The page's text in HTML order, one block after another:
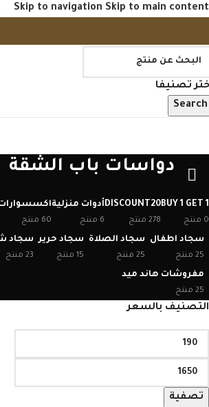
Skip to navigation Skip to main content
تصنيفا
Search
دواسات باب الشقة
BUY 1 GET 1
0 منتج
DISCOUNT20
278 منتج
أدوات منزلية
6 منتج 60 منتج
سجاد اطفال
25 منتج
سجاد الصلاة
25 منتج
سجاد حرير
15 منتج
سجاد
23 منتج
مفروشات هاند ميد
25 منتج
التصنيف بالسعر
تصفية